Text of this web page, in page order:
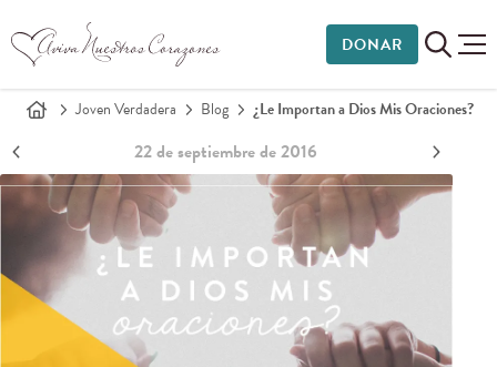
DONAR
Joven Verdadera Blog ¿Le Importan a Dios Mis Oraciones?
22 de septiembre de 2016